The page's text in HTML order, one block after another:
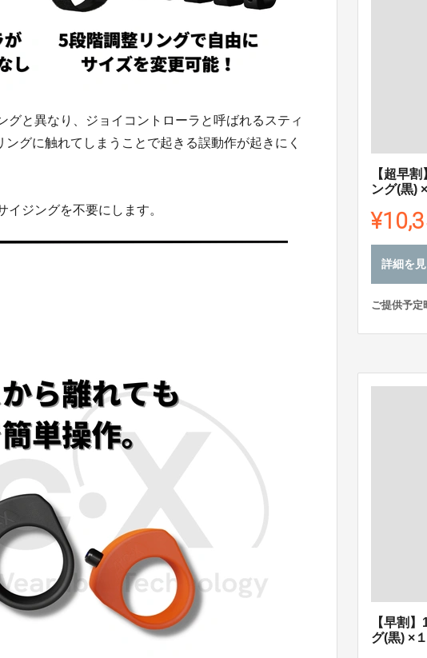
と異なり、ジョイコントローラと呼ばれるスティ
グに触れてしまうことで起きる誤動作が起きにく
ジングを不要にします。
【超早
ング(黒)
詳細を
ご提供予定
【早割
グ(黒) ×